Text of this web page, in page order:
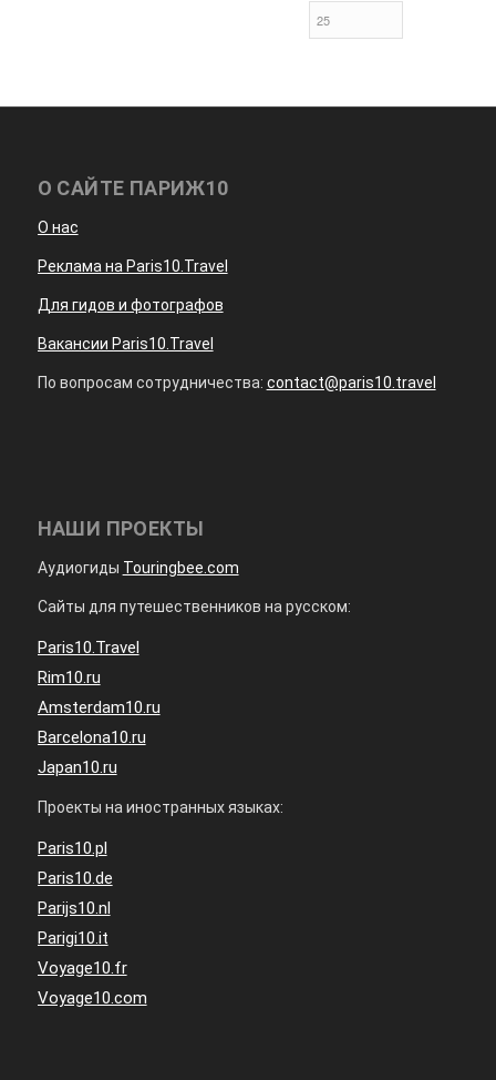
О САЙТЕ ПАРИЖ10
О нас
Реклама на Paris10.Travel
Для гидов и фотографов
Вакансии Paris10.Travel
По вопросам сотрудничества: contact@paris10.travel
НАШИ ПРОЕКТЫ
Аудиогиды Touringbee.com
Сайты для путешественников на русском:
Paris10.Travel
Rim10.ru
Amsterdam10.ru
Barcelona10.ru
Japan10.ru
Проекты на иностранных языках:
Paris10.pl
Paris10.de
Parijs10.nl
Parigi10.it
Voyage10.fr
Voyage10.com